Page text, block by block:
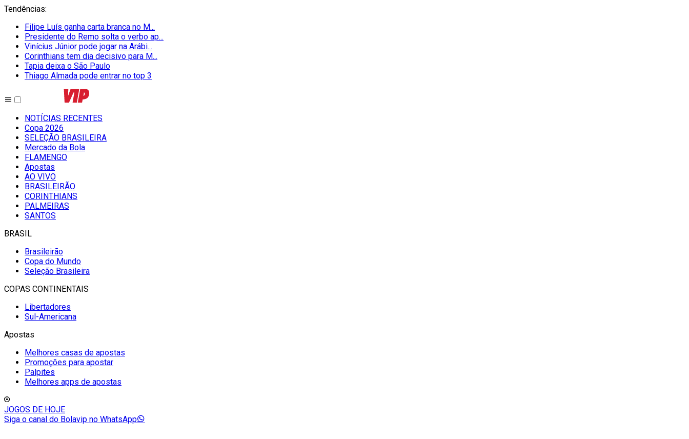
Tendências:
Filipe Luís ganha carta branca no M...
Presidente do Remo solta o verbo ap...
Vinícius Júnior pode jogar na Arábi...
Corinthians tem dia decisivo para M...
Tapia deixa o São Paulo
Thiago Almada pode entrar no top 3
NOTÍCIAS RECENTES
Copa 2026
SELEÇÃO BRASILEIRA
Mercado da Bola
FLAMENGO
Apostas
AO VIVO
BRASILEIRÃO
CORINTHIANS
PALMEIRAS
SANTOS
BRASIL
Brasileirão
Copa do Mundo
Seleção Brasileira
COPAS CONTINENTAIS
Libertadores
Sul-Americana
Apostas
Melhores casas de apostas
Promoções para apostar
Palpites
Melhores apps de apostas
JOGOS DE HOJE
Siga o canal do Bolavip no WhatsApp